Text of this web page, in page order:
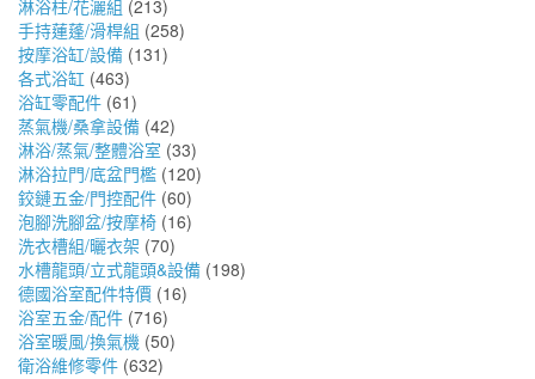
淋浴柱/花灑組 (213)
手持蓮蓬/滑桿組 (258)
按摩浴缸/設備 (131)
各式浴缸 (463)
浴缸零配件 (61)
蒸氣機/桑拿設備 (42)
淋浴/蒸氣/整體浴室 (33)
淋浴拉門/底盆門檻 (120)
鉸鏈五金/門控配件 (60)
泡腳洗腳盆/按摩椅 (16)
洗衣槽組/曬衣架 (70)
水槽龍頭/立式龍頭&設備 (198)
德國浴室配件特價 (16)
浴室五金/配件 (716)
浴室暖風/換氣機 (50)
衛浴維修零件 (632)